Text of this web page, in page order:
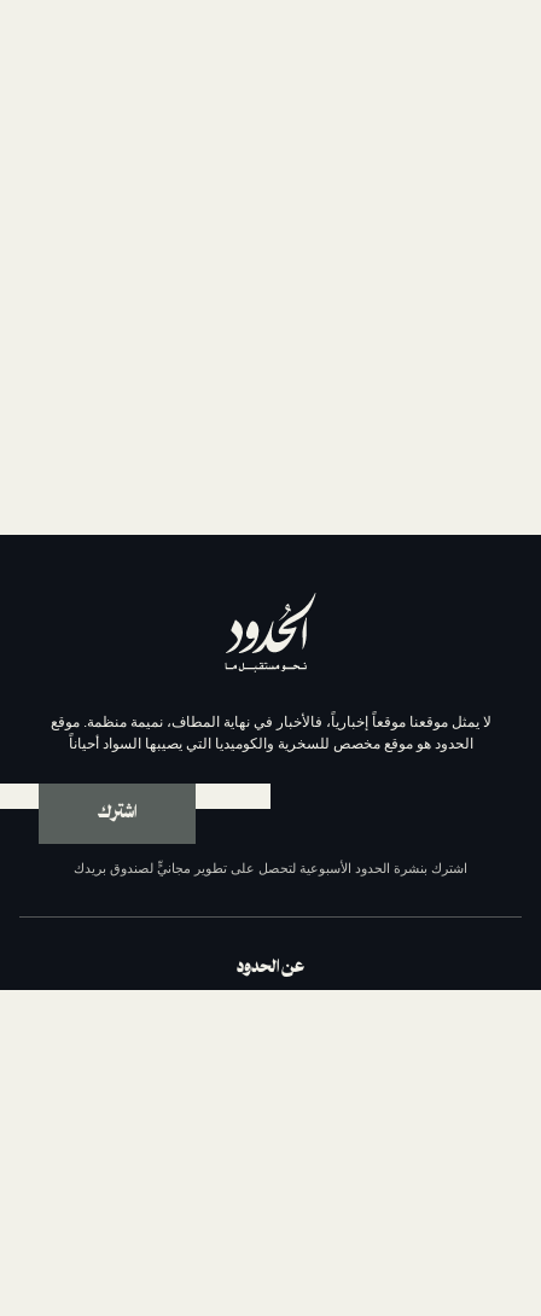
موقعاً إخبارياً، فالأخبار في نهاية المطاف، نميمة منظمة. موقع
مخصص للسخرية والكوميديا التي يصيبها السواد أحياناً
اشترك
الحدود الأسبوعية لتحصل على تطوير مجانيٍّ لصندوق بريدك